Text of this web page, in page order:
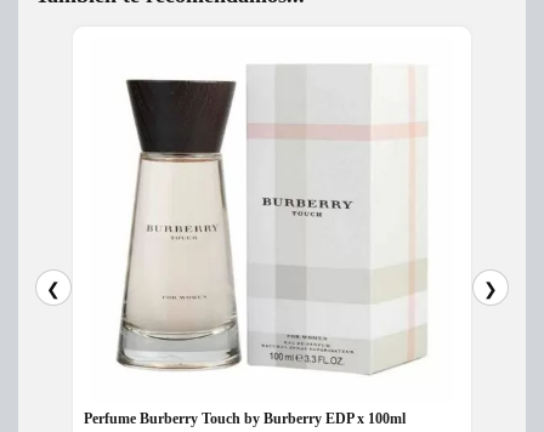
❮
Perfume Burberry Touch by Burberry EDP x 100ml
❯